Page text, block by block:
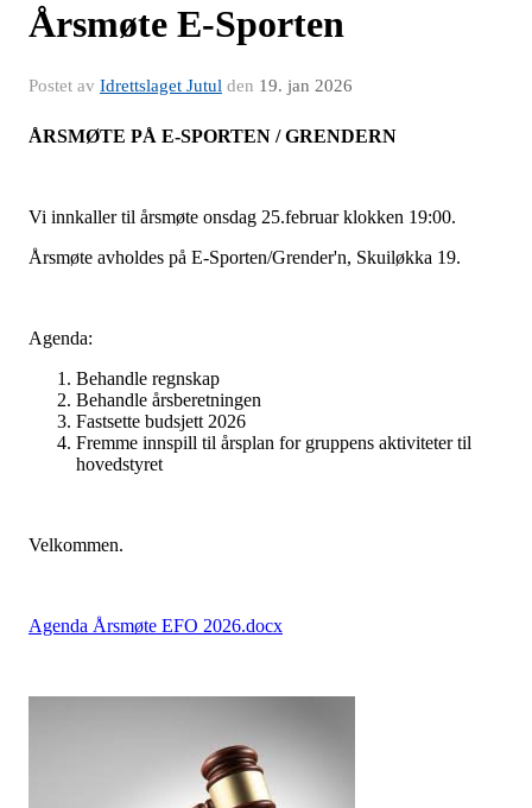
Årsmøte E-Sporten
Postet av Idrettslaget Jutul den 19. jan 2026
ÅRSMØTE PÅ E-SPORTEN / GRENDERN
Vi innkaller til årsmøte onsdag 25.februar klokken 19:00.
Årsmøte avholdes på E-Sporten/Grender'n, Skuiløkka 19.
Agenda:
Behandle regnskap
Behandle årsberetningen
Fastsette budsjett 2026
Fremme innspill til årsplan for gruppens aktiviteter til
hovedstyret
Velkommen.
Agenda Årsmøte EFO 2026.docx